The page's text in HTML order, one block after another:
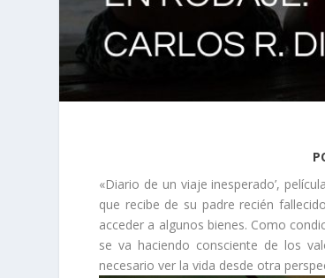
«Diario de un viaje inesperado’,
que recibe de su padre recién
acceder a algunos bienes. Como
se va haciendo consciente de los
necesario ver la vida desde otra